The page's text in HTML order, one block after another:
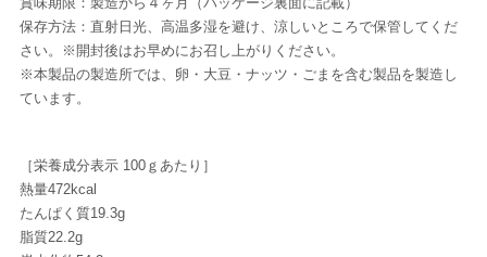
保存方法：直射日光、高温多湿を避け、涼しいところで保管してくだ
さい。※開封後はお早めにお召し上がりください。
※本製品の製造所では、卵・大豆・ナッツ・ごまを含む製品を製造し
ています。
［栄養成分表示 100ｇあたり］
熱量472kcal
たんぱく質19.3g
脂質22.2g